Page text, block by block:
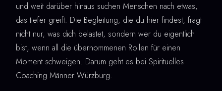
und weit darüber hinaus suchen Menschen nach etwas,
das tiefer greift. Die Begleitung, die du hier findest, fragt
nicht nur, was dich belastet, sondern wer du eigentlich
bist, wenn all die übernommenen Rollen für einen
Moment schweigen. Darum geht es bei Spirituelles
Coaching Männer Würzburg.